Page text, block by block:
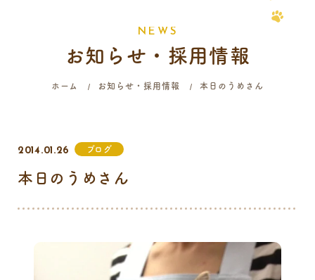
058-214-4071
9:00 - 12:00
16:00 - 19:00
N E W S
お知らせ・採用情報
ホーム お知らせ・採用情報 本日のうめさん
2014.01.26 ブログ
本日のうめさん